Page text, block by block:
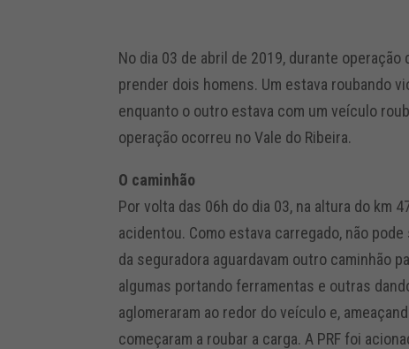
No dia 03 de abril de 2019, durante
prender dois homens. Um estava roubando
enquanto o outro estava com um veículo
operação ocorreu no Vale do Ribeira.
O caminhão
Por volta das 06h do dia 03, na altura do km
acidentou. Como estava carregado, não
da seguradora aguardavam outro caminhão
algumas portando ferramentas e outras
aglomeraram ao redor do veículo e,
começaram a roubar a carga. A PRF foi